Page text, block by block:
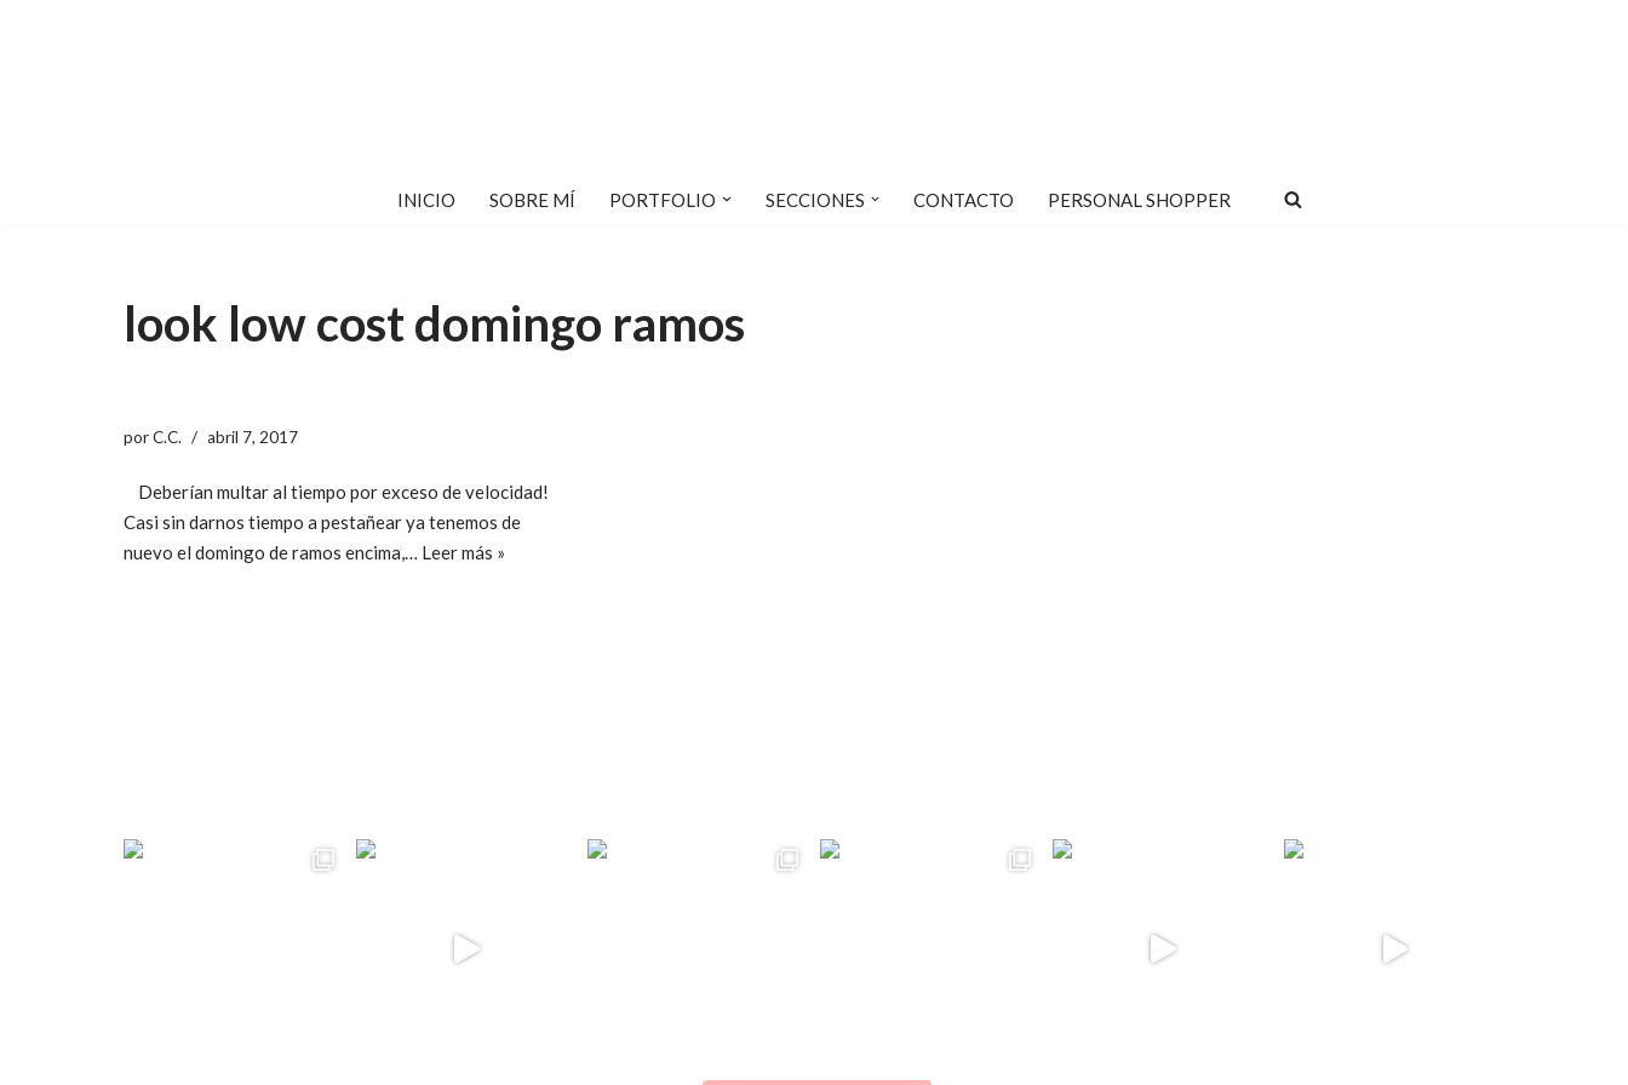
INICIO SOBRE MÍ PORTFOLIO SECCIONES CONTACTO PERSONAL SHOPPER
look low cost domingo ramos
porC.C. abril 7, 2017
Deberían multar al tiempo por exceso de velocidad!
Casi sin darnos tiempo a pestañear ya tenemos de
nuevo el domingo de ramos encima,… Leer más »